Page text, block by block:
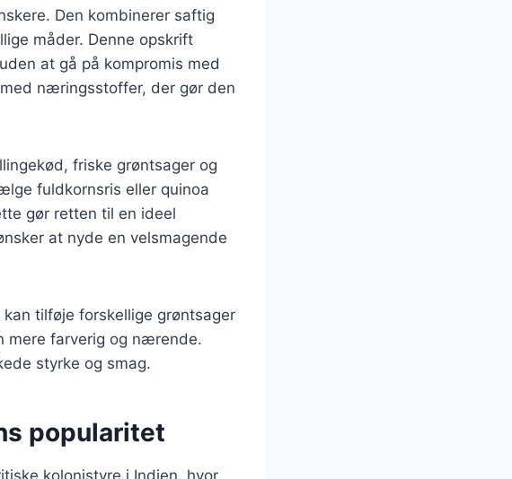
Den kombinerer saftig
måder. Denne opskrift
at gå på kompromis med
næringsstoffer, der gør den
friske grøntsager og
fuldkornsris eller quinoa
gør retten til en ideel
at nyde en velsmagende
tilføje forskellige grøntsager
mere farverig og nærende.
styrke og smag.
popularitet
kolonistyre i Indien, hvor